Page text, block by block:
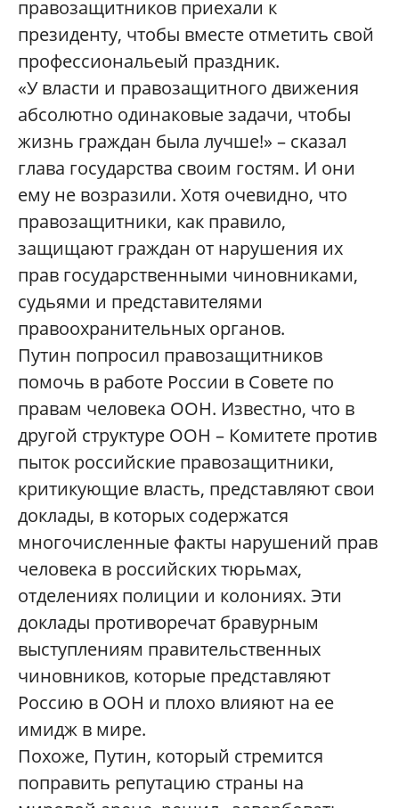
правозащитников приехали к
президенту, чтобы вместе отметить свой
профессиональеый праздник.
«У власти и правозащитного движения
абсолютно одинаковые задачи, чтобы
жизнь граждан была лучше!» – сказал
глава государства своим гостям. И они
ему не возразили. Хотя очевидно, что
правозащитники, как правило,
защищают граждан от нарушения их
прав государственными чиновниками,
судьями и представителями
правоохранительных органов.
Путин попросил правозащитников
помочь в работе России в Совете по
правам человека ООН. Известно, что в
другой структуре ООН – Комитете против
пыток российские правозащитники,
критикующие власть, представляют свои
доклады, в которых содержатся
многочисленные факты нарушений прав
человека в российских тюрьмах,
отделениях полиции и колониях. Эти
доклады противоречат бравурным
выступлениям правительственных
чиновников, которые представляют
Россию в ООН и плохо влияют на ее
имидж в мире.
Похоже, Путин, который стремится
поправить репутацию страны на